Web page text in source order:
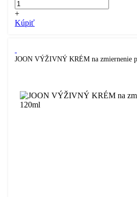
+
Kúpiť
JOON VÝŽIVNÝ KRÉM na zmiernenie